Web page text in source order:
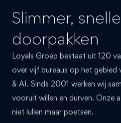
Slimmer,
doorpakken
Loyals Groep bestaat uit 120
over vijf bureaus op het gebied
& AI. Sinds 2001 werken wij
vooruit willen en durven. Onze
niet lullen maar poetsen.